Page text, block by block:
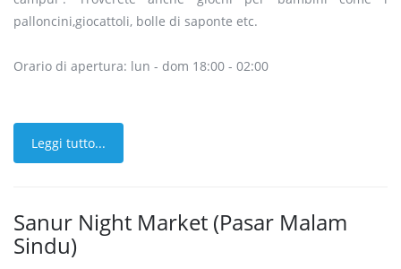
palloncini,giocattoli, bolle di saponte etc.
Orario di apertura: lun - dom 18:00 - 02:00
Leggi tutto...
Sanur Night Market (Pasar Malam
Sindu)